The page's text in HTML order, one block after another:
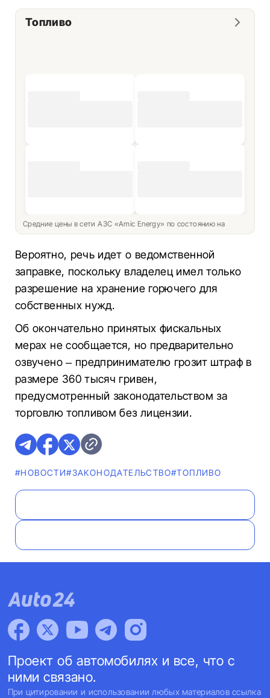
Топливо
Средние цены в сети АЗС «Amic Energy» по состоянию на
Вероятно, речь идет о ведомственной
заправке, поскольку владелец имел только
разрешение на хранение горючего для
собственных нужд.
Об окончательно принятых фискальных
мерах не сообщается, но предварительно
озвучено – предпринимателю грозит штраф в
размере 360 тысяч гривен,
предусмотренный законодательством за
торговлю топливом без лицензии.
#НОВОСТИ#ЗАКОНОДАТЕЛЬСТВО#ТОПЛИВО
Проект об автомобилях и все, что с
ними связано.
При цитировании и использовании любых материалов ссылка